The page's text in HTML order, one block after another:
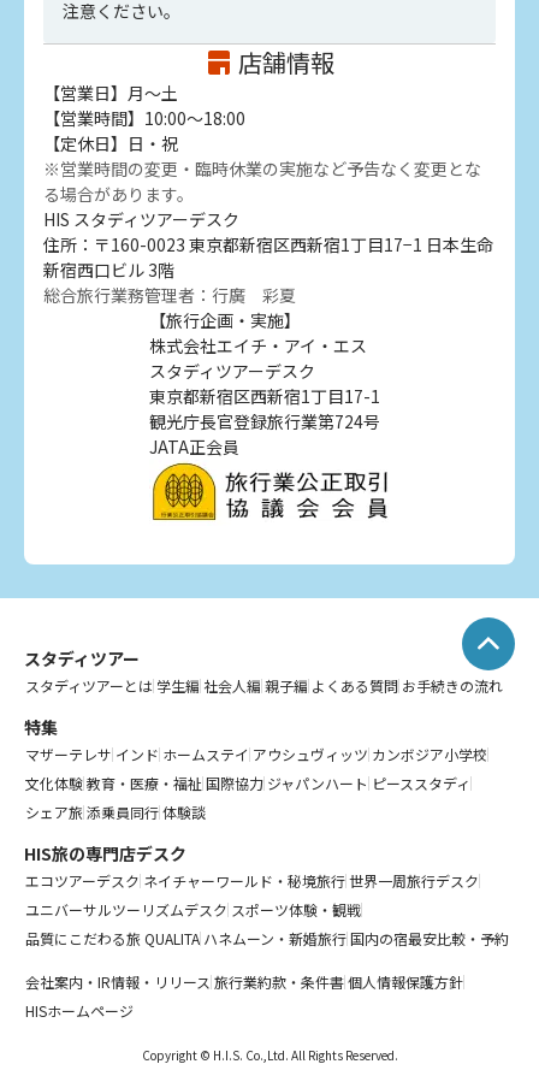
注意ください。
店舗情報
【営業日】月～土
【営業時間】10:00～18:00
【定休日】日・祝
※営業時間の変更・臨時休業の実施など予告なく変更とな
る場合があります。
HIS スタディツアーデスク
住所：〒160-0023 東京都新宿区西新宿1丁目17−1 日本生命
新宿西口ビル 3階
総合旅行業務管理者：行廣 彩夏
【旅行企画・実施】
株式会社エイチ・アイ・エス
スタディツアーデスク
東京都新宿区西新宿1丁目17-1
観光庁長官登録旅行業第724号
JATA正会員
スタディツアー
スタディツアーとは 学生編 社会人編 親子編 よくある質問 お手続きの流れ
特集
マザーテレサ インド ホームステイ アウシュヴィッツ カンボジア小学校
文化体験教育・医療・福祉 国際協力 ジャパンハート ピーススタディ
シェア旅 添乗員同行体験談
HIS旅の専門店デスク
エコツアーデスク ネイチャーワールド・秘境旅行世界一周旅行デスク
ユニバーサルツーリズムデスク スポーツ体験・観戦
品質にこだわる旅 QUALITA ハネムーン・新婚旅行国内の宿最安比較・予約
会社案内・IR情報・リリース 旅行業約款・条件書個人情報保護方針
HISホームページ
Copyright © H.I.S. Co.,Ltd. All Rights Reserved.